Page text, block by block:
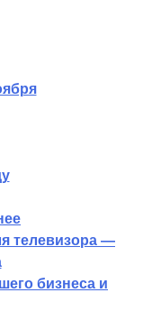
телевизора —
бизнеса и